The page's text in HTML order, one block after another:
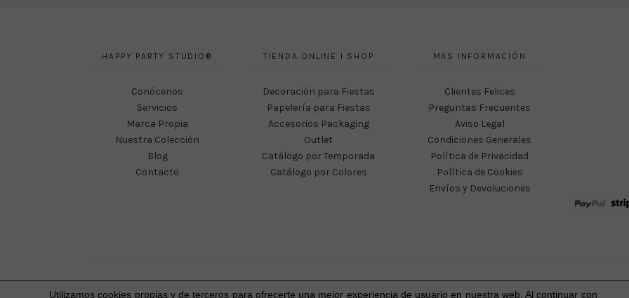
HAPPY PARTY STUDIO®
Conócenos
Servicios
Marca Propia
Nuestra Colección
Blog
Contacto
TIENDA ONLINE I SHOP
Decoración para Fiestas
Papelería para Fiestas
Accesorios Packaging
Outlet
Catálogo por Temporada
Catálogo por Colores
MAS INFORMACIÓN
Clientes Felices
Preguntas Frecuentes
Aviso Legal
Condiciones Generales
Política de Privacidad
Política de Cookies
Envíos y Devoluciones
Happy Party Studio® 2023-2026 I © Todos los derechos reservados.
Utilizamos cookies propias y de terceros para ofrecerte una mejor experiencia de usuarioen nuestra web. Al continuar con